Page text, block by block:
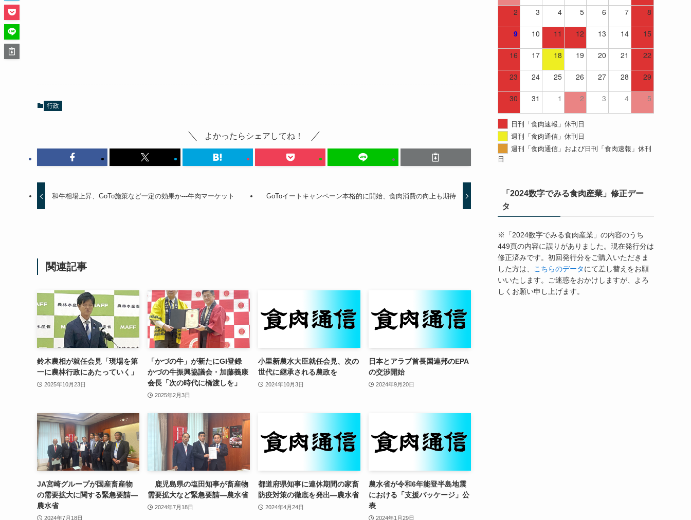
行政
よかったらシェアしてね！
和牛相場上昇、GoTo施策など一定の効果か---牛肉マーケット GoToイートキャンペーン本格的に開始、食肉消費の向上も期待
関連記事
鈴木農相が就任会見「現場を第
一に農林行政にあたっていく」
2025年10月23日
「かづの牛」が新たにGI登録
かづの牛振興協議会・加藤義康
会長「次の時代に橋渡しを」
2025年2月3日
小里新農水大臣就任会見、次の
世代に継承される農政を
2024年10月3日
日本とアラブ首長国連邦のEPA
の交渉開始
2024年9月20日
JA宮崎グループが国産畜産物
の需要拡大に関する緊急要請—
農水省
2024年7月18日
鹿児島県の塩田知事が畜産物
需要拡大など緊急要請—農水省
2024年7月18日
都道府県知事に連休期間の家畜
防疫対策の徹底を発出—農水省
2024年4月24日
農水省が令和6年能登半島地震
における「支援パッケージ」公
表
2024年1月29日
2 3 4 5 6 7 8
9 10 11 12 13 14 15
16 17 18 19 20 21 22
23 24 25 26 27 28 29
30 31 1 2 3 4 5
日刊「食肉速報」休刊日
週刊「食肉通信」休刊日
週刊「食肉通信」および日刊「食肉速報」休刊
日
「2024数字でみる食肉産業」修正デー
タ
※「2024数字でみる食肉産業」の内容のうち
449頁の内容に誤りがありました。現在発行分は
修正済みです。初回発行分をご購入いただきま
した方は、
こちらのデータにて差し替えをお願
いいたします。ご迷惑をおかけしますが、よろ
しくお願い申し上げます。